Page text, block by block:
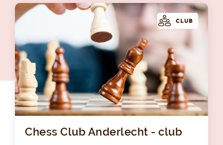
CLUB
Chess Club Anderlecht - club